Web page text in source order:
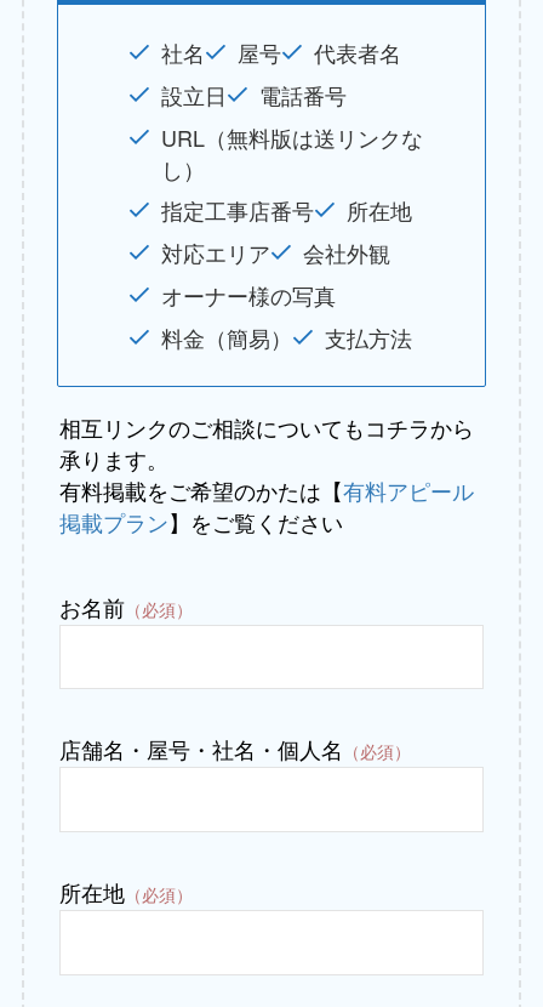
社名 屋号
代表者名
設立日
電話番号
URL（無料版は送リンクな
し）
指定工事店番号
所在地
対応エリア
会社外観
オーナー様の写真
料金（簡易）
支払方法
相互リンクのご相談についてもコチラから
承ります。
有料掲載をご希望のかたは【有料アピール
掲載プラン】をご覧ください
お名前（必須）
店舗名・屋号・社名・個人名 （必須）
所在地（必須）